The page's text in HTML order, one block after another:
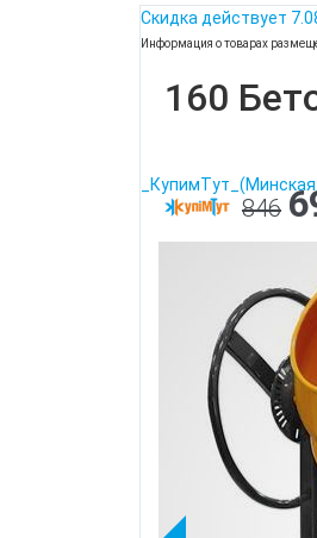
Скидка действует
Информация о товарах
160
846